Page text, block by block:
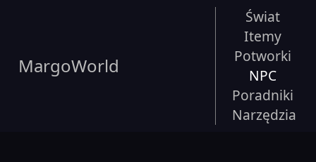
MargoWorld
Świat
Itemy
Potworki
NPC
Poradniki
Narzędzia